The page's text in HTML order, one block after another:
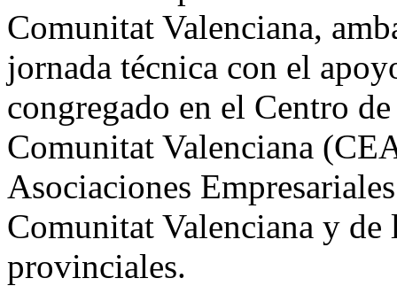
Comunitat Valenciana,
jornada técnica con el
congregado en el Centro
Comunitat Valenciana
Asociaciones
Comunitat Valenciana y de
provinciales.